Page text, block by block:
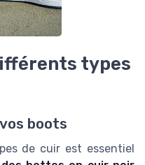
types
boots
de cuir est essentiel